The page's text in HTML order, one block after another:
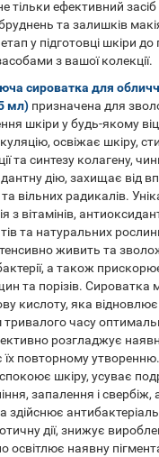
тільки ефективний
та залишків
у підготовці шкіри
з вашої колекції.
сироватка для
мл) призначена для
шкіри у будь-якому
освіжає шкіру,
та синтезу колагену,
дію, захищає від
вільних радикалів.
з вітамінів,
та натуральних
живить та
а також
та порізів. Сироватка
кислоту, яка
тривалого часу
розгладжує
їх повторному
шкіру, усуває
запалення і свербіж,
здійснює
дії, знижує
освітлює наявну